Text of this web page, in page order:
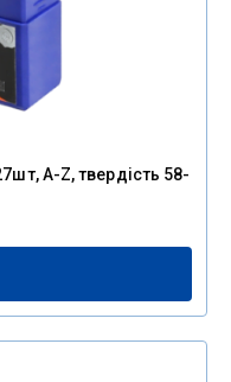
A-Z, твердість 58-